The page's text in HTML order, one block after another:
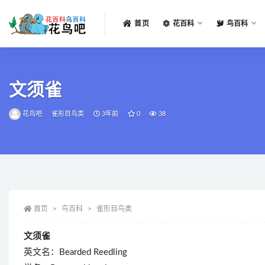
首页 花百科 鸟百科
文须雀
花鸟吧 雀形目鸟类 3年前 0 38
首页 鸟百科 雀形目鸟类
文须雀
英文名：Bearded Reedling